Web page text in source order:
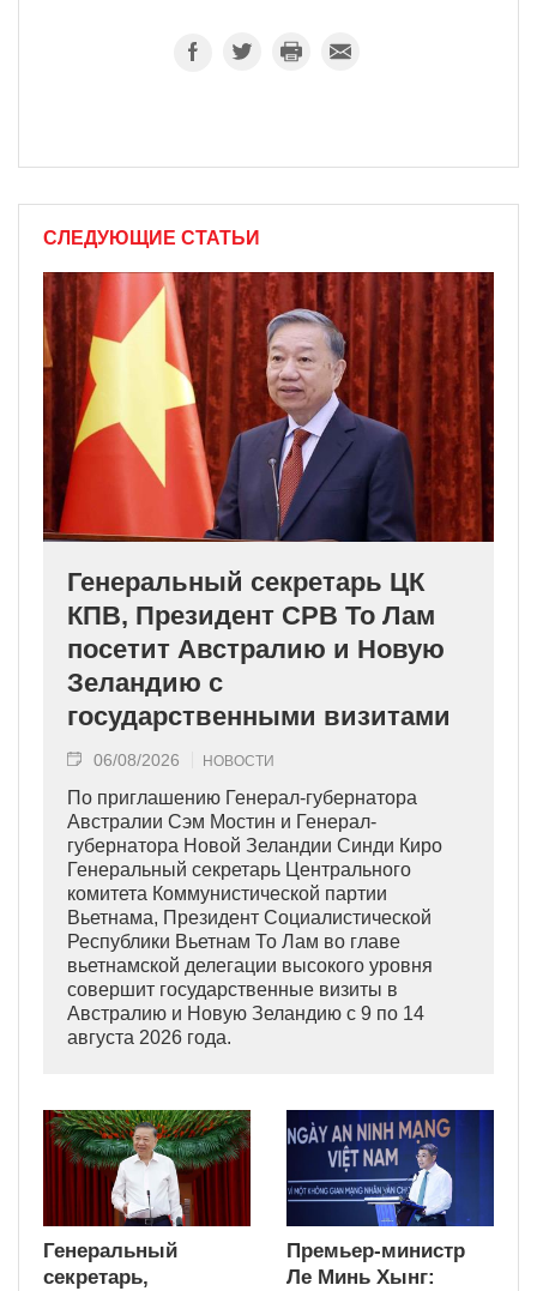
СЛЕДУЮЩИЕ СТАТЬИ
Генеральный секретарь ЦК
КПВ, Президент СРВ То Лам
посетит Австралию и Новую
Зеландию с
государственными визитами
06/08/2026 НОВОСТИ
По приглашению Генерал-губернатора
Австралии Сэм Мостин и Генерал-
губернатора Новой Зеландии Синди Киро
Генеральный секретарь Центрального
комитета Коммунистической партии
Вьетнама, Президент Социалистической
Республики Вьетнам То Лам во главе
вьетнамской делегации высокого уровня
совершит государственные визиты в
Австралию и Новую Зеландию с 9 по 14
августа 2026 года.
Генеральный
секретарь,
Премьер-министр
Ле Минь Хынг: